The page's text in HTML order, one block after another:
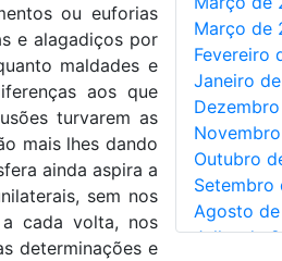
ou euforias
e alagadiços por
maldades e
aos que
turvarem as
mais lhes dando
ainda aspira a
sem nos
cada volta, nos
determinações e
Março de
Fevereiro
Janeiro
Outubro
Setembro
Agosto
Julho de